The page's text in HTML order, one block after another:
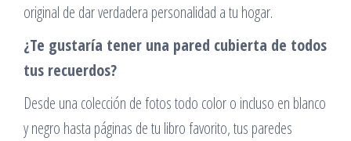
original de dar verdadera personalidad a tu hogar.
¿Te gustaría tener una pared cubierta de todos
tus recuerdos?
Desde una colección de fotos todo color o incluso en blanco
y negro hasta páginas de tu libro favorito, tus paredes